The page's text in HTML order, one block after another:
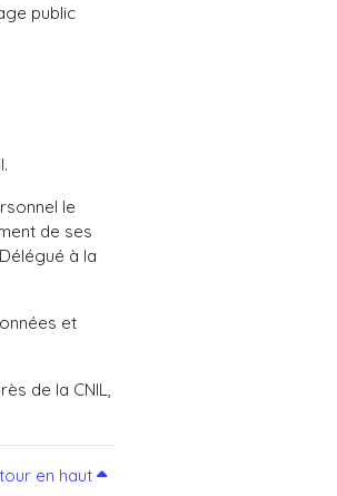
public
le
de ses
à la
et
de la CNIL,
en haut